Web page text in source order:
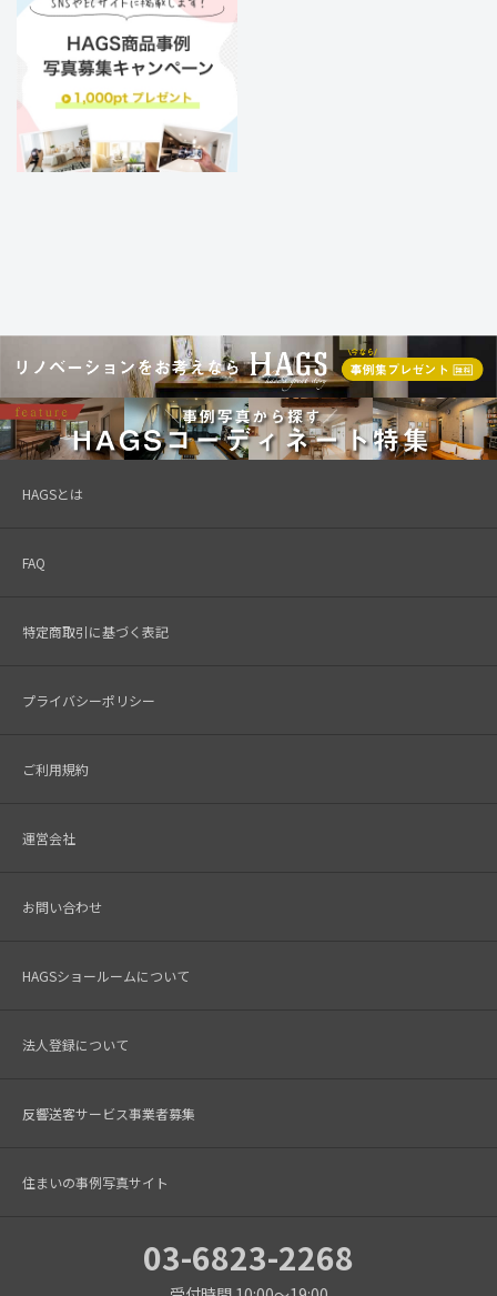
HAGSとは
FAQ
特定商取引に基づく表記
プライバシーポリシー
ご利用規約
運営会社
お問い合わせ
HAGSショールームについて
法人登録について
反響送客サービス事業者募集
住まいの事例写真サイト
03-6823-2268